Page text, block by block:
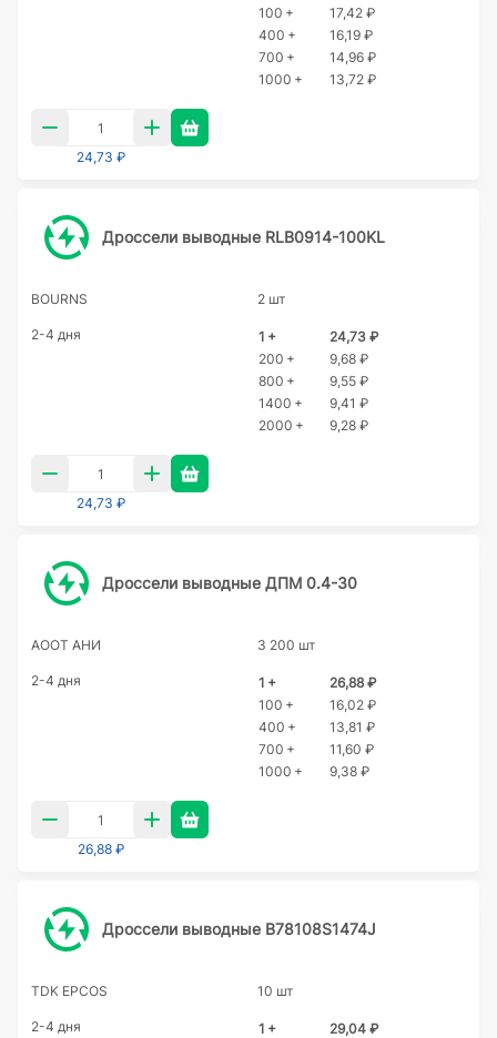
100 +
17,42 ₽
400 +
16,19 ₽
700 +
14,96 ₽
1000 +
13,72 ₽
24,73 ₽
Дроссели выводные RLB0914-100KL
BOURNS 2 шт
2-4 дня 1 +
24,73 ₽
200 +
9,68 ₽
800 +
9,55 ₽
1400 +
9,41 ₽
2000 +
9,28 ₽
24,73 ₽
Дроссели выводные ДПМ 0.4-30
АООТ АНИ 3 200 шт
2-4 дня 1 +
26,88 ₽
100 +
16,02 ₽
400 +
13,81 ₽
700 +
11,60 ₽
1000 +
9,38 ₽
26,88 ₽
Дроссели выводные B78108S1474J
TDK EPCOS 10 шт
2-4 дня 1 +
29,04 ₽